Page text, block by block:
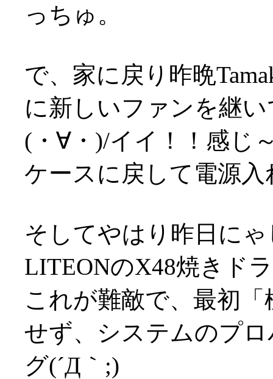
っちゅ。
で、家に戻り昨晩
に新しいファンを継
(・∀・)/イイ！！感じ
ケースに戻して電源
そしてやはり昨日に
LITEONのX48焼きド
これが難敵で、最初
せず、システムのプ
グ(´Д｀;)